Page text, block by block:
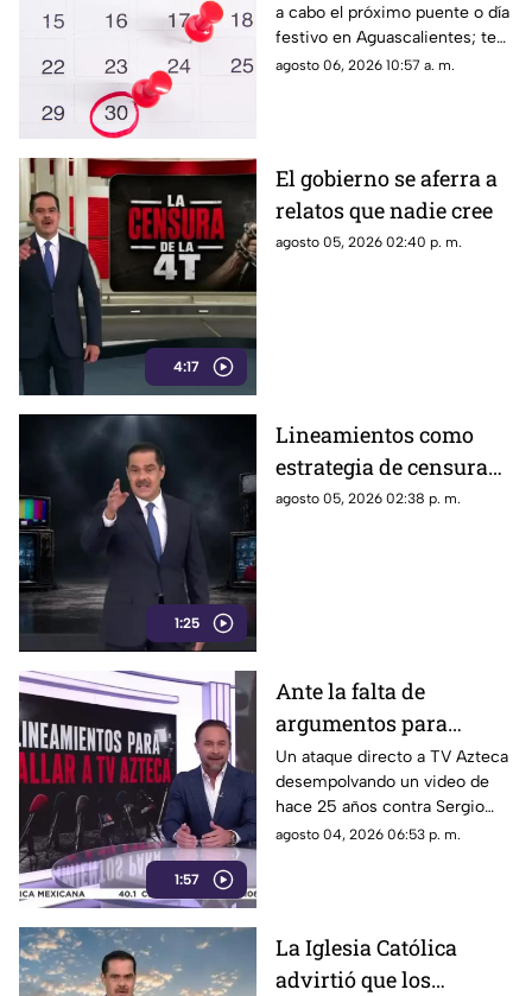
y estudiantes en
Aguascalientes
a cabo el próximo puente o día
festivo en Aguascalientes; te
contamos la fecha oficial para
agosto 06, 2026 10:57 a. m.
4:17
El gobierno se aferra a
relatos que nadie cree
agosto 05, 2026 02:40 p. m.
1:25
Lineamientos como
estrategia de censura
contra los ciudadanos
agosto 05, 2026 02:38 p. m.
1:57
Ante la falta de
argumentos para
justificar lineamientos
diseñados para
censurar, el Gobierno
recurrió a la
Un ataque directo a TV Azteca
desempolvando un video de
hace 25 años contra Sergio
Sarmiento. No es una disputa
agosto 04, 2026 06:53 p. m.
La Iglesia Católica
advirtió que los